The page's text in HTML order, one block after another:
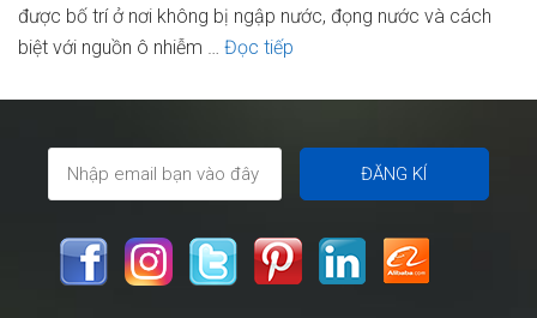
được bố trí ở nơi không bị ngập nước, đọng nước và cách
biệt với nguồn ô nhiễm … Đọc tiếp
toàn
thực
phẩm